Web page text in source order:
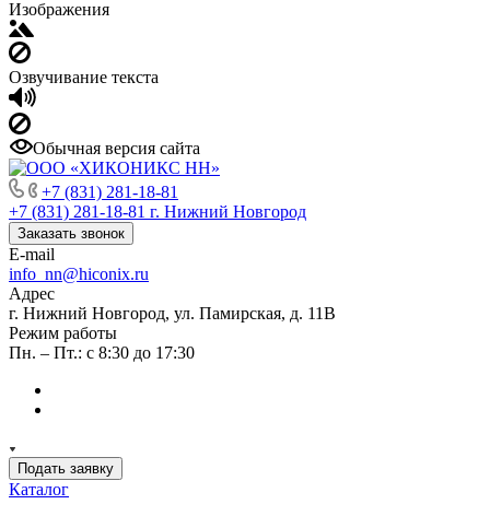
Изображения
Озвучивание текста
Обычная версия сайта
+7 (831) 281-18-81
+7 (831) 281-18-81 г. Нижний Новгород
Заказать звонок
E-mail
info_nn@hiconix.ru
Адрес
г. Нижний Новгород, ул. Памирская, д. 11В
Режим работы
Пн. – Пт.: с 8:30 до 17:30
Подать заявку
Каталог